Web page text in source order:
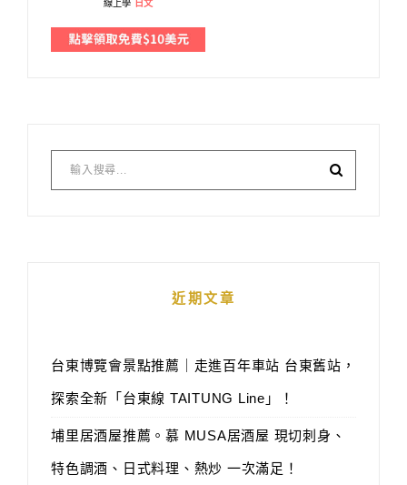
線上學 日文
近期文章
台東博覽會景點推薦｜走進百年車站 台東舊站，
探索全新「台東線 TAITUNG Line」！
埔里居酒屋推薦。慕 MUSA居酒屋 現切刺身、
特色調酒、日式料理、熱炒 一次滿足！